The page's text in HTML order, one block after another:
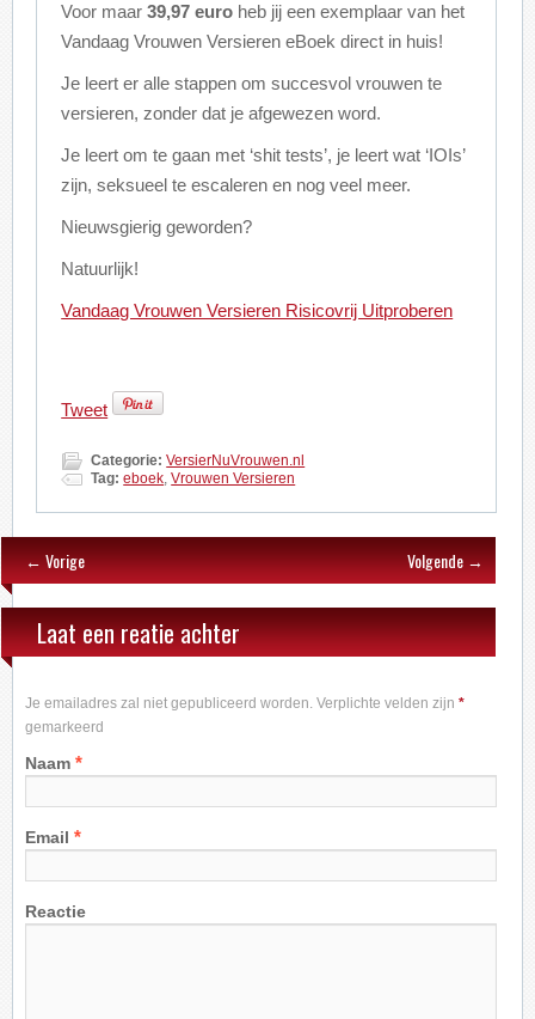
Voor maar39,97 euro heb jij een exemplaar van het
Vandaag Vrouwen Versieren eBoek direct in huis!
Je leert er alle stappen om succesvol vrouwen te
versieren, zonder dat je afgewezen word.
Je leert om te gaan met ‘shit tests’, je leert wat ‘IOIs’
zijn, seksueel te escaleren en nog veel meer.
Nieuwsgierig geworden?
Natuurlijk!
Vandaag Vrouwen Versieren Risicovrij Uitproberen
Tweet
Categorie: VersierNuVrouwen.nl
Tag: eboek,Vrouwen Versieren
← Vorige Volgende →
Laat een reatie achter
Je emailadres zal niet gepubliceerd worden. Verplichte velden zijn *
gemarkeerd
Naam *
Email *
Reactie